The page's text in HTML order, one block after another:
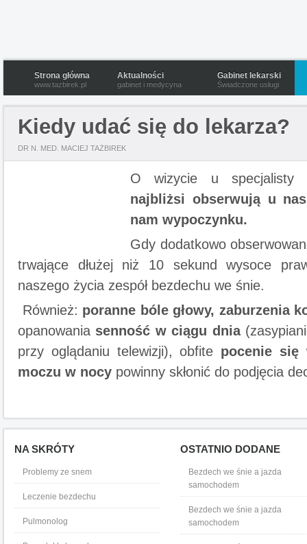
Strona główna
www.tazbirek.pl
Aktualności
gabinet i medycyna
Gabinet lekarski
Świadczone usługi
Kiedy udać się do lekarza?
DR N. MED. MACIEJ TAŻBIREK
O wizycie u specjalisty
najbliżsi obserwują u
nam wypoczynku.
Gdy dodatkowo
trwające dłużej niż 10 sekund wysoce
naszego życia zespół bezdechu we śnie.
Również: poranne bóle głowy, zaburzenia
opanowania senność w ciągu dnia
przy oglądaniu telewizji), obfite pocenie się
moczu w nocy powinny skłonić do podjęcia
NA SKRÓTY
Problemy ze snem
Leczenie bezdechu
Pulmonolog
OSTATNIO DODANE
Bezdech we śnie a jazda
samochodem
Bezdech we śnie a jazda
samochodem